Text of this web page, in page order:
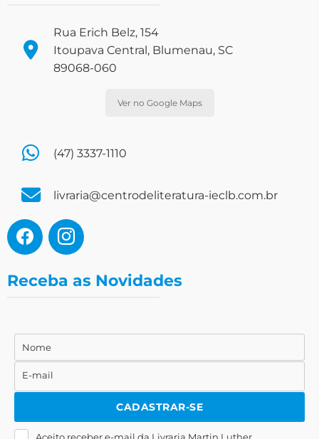
Rua Erich Belz, 154
Itoupava Central, Blumenau, SC
89068-060
Ver no Google Maps
(47) 3337-1110
livraria@centrodeliteratura-ieclb.com.br
Receba as Novidades
Nome
Nome
E-
mail
E-mail
CADASTRAR-SE
Aceito receber e-mail da Livraria Martin Luther.